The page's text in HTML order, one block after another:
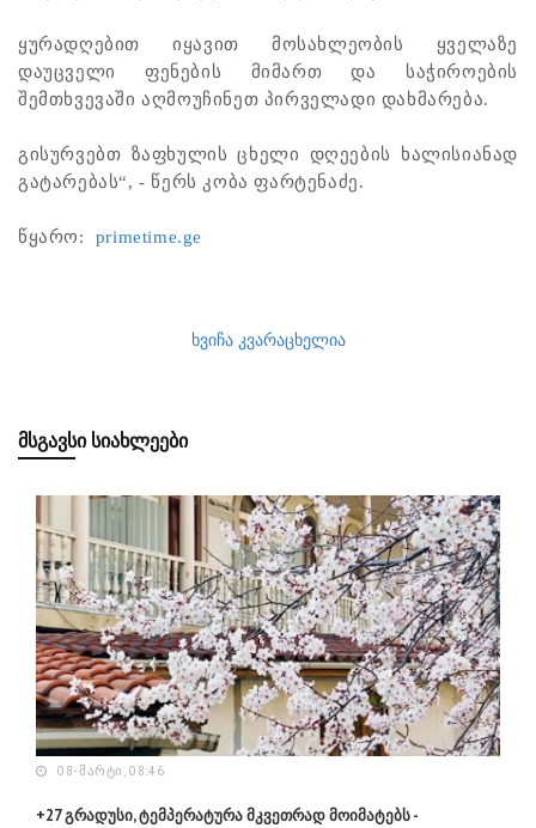
ყურადღებით იყავით მოსახლეობის ყველაზე
დაუცველი ფენების მიმართ და საჭიროების
შემთხვევაში აღმოუჩინეთ პირველადი დახმარება.
გისურვებთ ზაფხულის ცხელი დღეების ხალისიანად
გატარებას“, - წერს კობა ფარტენაძე.
წყარო: ​ primetime.ge
ხვიჩა კვარაცხელია
ᲛᲡᲒᲐᲕᲡᲘ ᲡᲘᲐᲮᲚᲔᲔᲑᲘ
08-ᲛᲐᲠᲢᲘ, 08:46
+27 გრადუსი, ტემპერატურა მკვეთრად მოიმატებს -